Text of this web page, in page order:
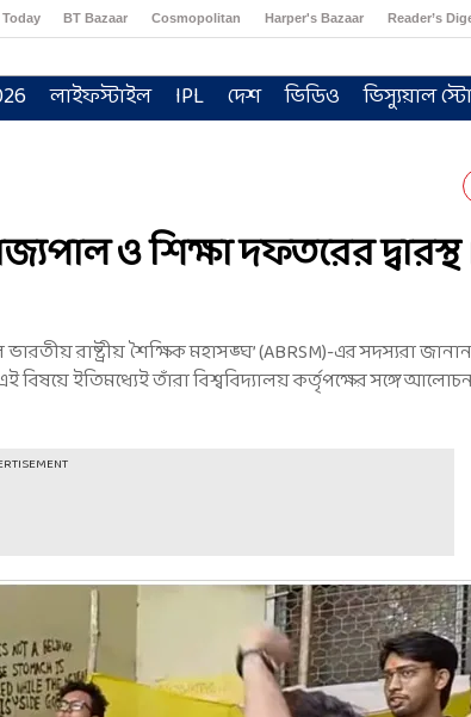
BT Bazaar Cosmopolitan Harper's Bazaar Reader’s
লাইফস্টাইল IPL দেশ ভিডিও ভিস্যুয়াল
ও শিক্ষা দফতরের দ্বারস্থ
রাষ্ট্রীয় শৈক্ষিক মহাসঙ্ঘ’ (ABRSM)-এর সদস্যরা
বিষয়ে ইতিমধ্যেই তাঁরা বিশ্ববিদ্যালয় কর্তৃপক্ষের সঙ্গে